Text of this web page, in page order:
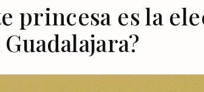
princesa es la